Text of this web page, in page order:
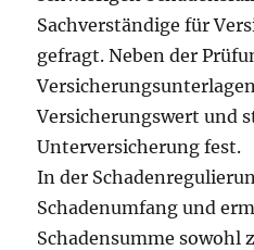
Sachverständige für
gefragt. Neben der
Versicherungswert und
Unterversicherung fest.
In der
Schadenumfang und
Schadensumme sowohl